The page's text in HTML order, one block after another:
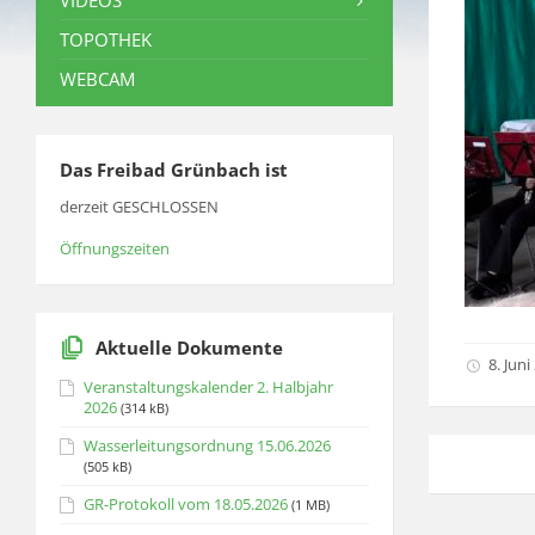
8. Juni
TOPOTHEK
WEBCAM
Das Freibad Grünbach ist
derzeit GESCHLOSSEN
Öffnungszeiten
Aktuelle Dokumente
Veranstaltungskalender 2. Halbjahr
2026 (314 kB)
Wasserleitungsordnung 15.06.2026
(505 kB)
GR-Protokoll vom 18.05.2026 (1 MB)